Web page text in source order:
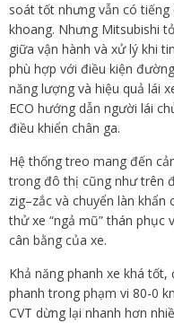
soát tốt nhưng vẫn có
khoang. Nhưng Mitsubishi
giữa vận hành và xử lý khi
phù hợp với điều kiện
năng lượng và hiệu quả lái
ECO hướng dẫn người lái
điều khiển chân ga.
Hệ thống treo mang đến
trong đô thị cũng như trên
zig–zắc và chuyển làn
thử xe “ngả mũ” thán
cân bằng của xe.
Khả năng phanh xe khá
phanh trong phạm vi 80-0
CVT dừng lại nhanh hơn